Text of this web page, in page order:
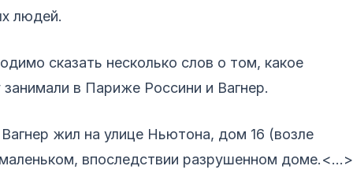
людей.
сказать несколько слов о том, какое
в Париже Россини и Вагнер.
жил на улице Ньютона, дом 16 (возле
впоследствии разрушенном доме.<…>